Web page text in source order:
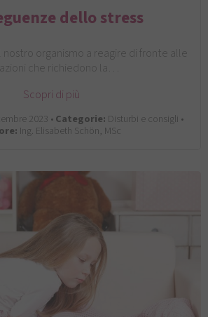
dello stress
organismo a reagire di fronte alle
che richiedono la…
Scopri di più
2023 •Categorie: Disturbi e consigli •
Ing. Elisabeth Schön, MSc